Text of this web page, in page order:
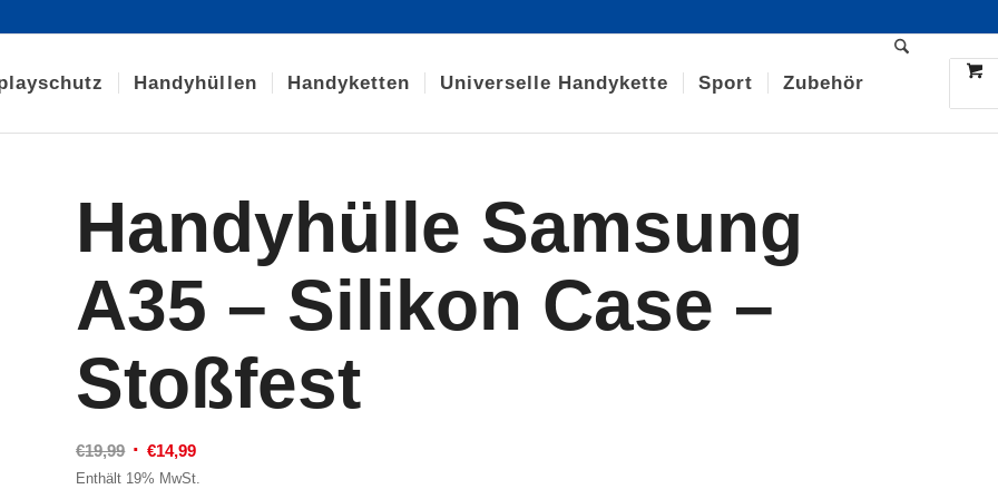
Handyhüllen Handyketten Universelle Handykette Sport Zubehör
Handyhülle Samsung
A35 – Silikon Case –
Stoßfest
€19,99 Ursprünglicher
Preis
€14,99Aktueller
Preis
Enthält 19% MwSt.